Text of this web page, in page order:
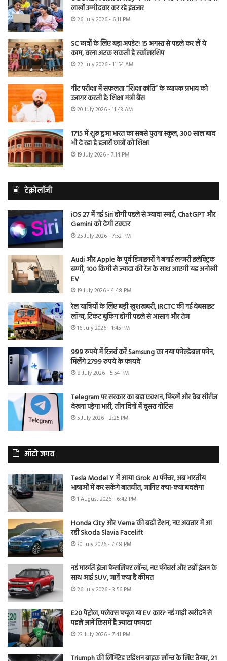
लाखों उम्मीदवार कर रहे इंतजार
26 July 2026 - 6:11 PM
SC छात्रों के लिए बड़ा अपडेट! 15 अगस्त से पहले कर लें ये
काम, वरना अटक सकती है स्कॉलरशिप
22 July 2026 - 11:54 AM
नीट परीक्षा में सफलता “शिक्षा क्रांति” के व्यापक प्रभाव को
उजागर करती है: शिक्षा मंत्री बैंस
20 July 2026 - 11:43 AM
1715 में शुरू हुआ भारत का सबसे पुराना स्कूल, 300 साल बाद
भी दे रहा है हजारों छात्रों को शिक्षा
19 July 2026 - 7:14 PM
टेक्नोलॉजी
iOS 27 में नई Siri होगी पहले से ज्यादा स्मार्ट, ChatGPT और
Gemini को देगी टक्कर
25 July 2026 - 7:52 PM
Audi और Apple के पूर्व डिजाइनरों ने बनाई लग्जरी इलेक्ट्रिक
बग्गी, 100 किमी से ज्यादा की रेंज के साथ आएगी यह अनोखी
EV
19 July 2026 - 4:48 PM
रेल यात्रियों के लिए बड़ी खुशखबरी, IRCTC की नई वेबसाइट
लॉन्च, टिकट बुकिंग होगी पहले से आसान और तेज
16 July 2026 - 1:45 PM
999 रुपये में रिजर्व करें Samsung का नया फोल्डेबल फोन,
मिलेंगे 2799 रुपये के फायदे
8 July 2026 - 5:54 PM
Telegram पर सरकार का बड़ा एक्शन, फिल्में और वेब सीरीज
देखना पड़ेगा भारी, तीन दिनों में दूसरा नोटिस
5 July 2026 - 2:25 PM
ऑटो जगत
Tesla Model Y में आया Grok AI फीचर, अब भारतीय
भाषाओं में कर सकेंगे बातचीत, जानिए क्या-क्या बदलेगा
1 August 2026 - 6:42 PM
Honda City और Verna की बढ़ी टेंशन, नए अवतार में आ
रही Skoda Slavia Facelift
30 July 2026 - 7:48 PM
नई मारुति ब्रेजा फेसलिफ्ट लॉन्च, नए फीचर्स और टर्बो इंजन के
साथ आई SUV, जानें क्या है कीमत
26 July 2026 - 3:56 PM
E20 पेट्रोल, फ्लेक्स फ्यूल या EV कार? नई गाड़ी खरीदने से
पहले जानें किसमें है ज्यादा फायदा
23 July 2026 - 7:41 PM
Triumph की लिमिटेड एडिशन बाइक लॉन्च के लिए तैयार, 21